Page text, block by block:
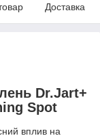
Доставка
Dr.Jart+
Spot
вплив на